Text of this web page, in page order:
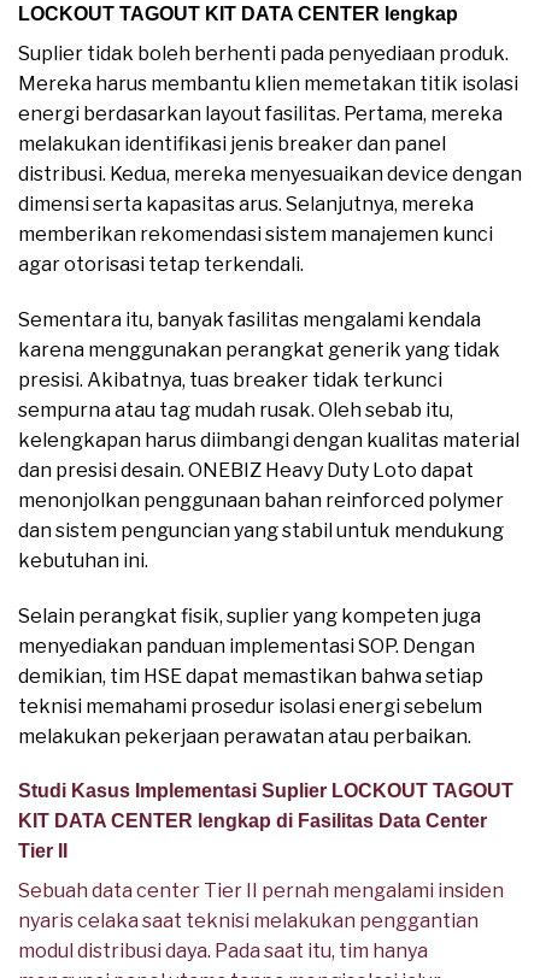
LOCKOUT TAGOUT KIT DATA CENTER lengkap
Suplier tidak boleh berhenti pada penyediaan produk.
Mereka harus membantu klien memetakan titik isolasi
energi berdasarkan layout fasilitas. Pertama, mereka
melakukan identifikasi jenis breaker dan panel
distribusi. Kedua, mereka menyesuaikan device dengan
dimensi serta kapasitas arus. Selanjutnya, mereka
memberikan rekomendasi sistem manajemen kunci
agar otorisasi tetap terkendali.
Sementara itu, banyak fasilitas mengalami kendala
karena menggunakan perangkat generik yang tidak
presisi. Akibatnya, tuas breaker tidak terkunci
sempurna atau tag mudah rusak. Oleh sebab itu,
kelengkapan harus diimbangi dengan kualitas material
dan presisi desain. ONEBIZ Heavy Duty Loto dapat
menonjolkan penggunaan bahan reinforced polymer
dan sistem penguncian yang stabil untuk mendukung
kebutuhan ini.
Selain perangkat fisik, suplier yang kompeten juga
menyediakan panduan implementasi SOP. Dengan
demikian, tim HSE dapat memastikan bahwa setiap
teknisi memahami prosedur isolasi energi sebelum
melakukan pekerjaan perawatan atau perbaikan.
Studi Kasus Implementasi Suplier LOCKOUT TAGOUT
KIT DATA CENTER lengkap di Fasilitas Data Center
Tier II
Sebuah data center Tier II pernah mengalami insiden
nyaris celaka saat teknisi melakukan penggantian
modul distribusi daya. Pada saat itu, tim hanya